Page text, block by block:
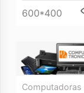
600*400
Computadoras